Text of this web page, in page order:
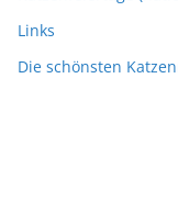
Links
Die schönsten